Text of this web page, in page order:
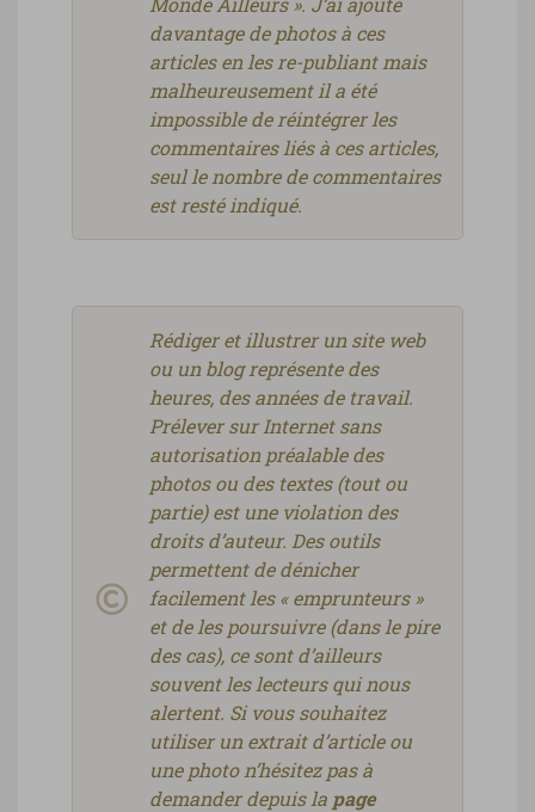
davantage de photos à ces
articles en les re-publiant mais
malheureusement il a été
impossible de réintégrer les
commentaires liés à ces articles,
seul le nombre de commentaires
est resté indiqué.
Rédiger et illustrer un site web
ou un blog représente des
heures, des années de travail.
Prélever sur Internet sans
autorisation préalable des
photos ou des textes (tout ou
partie) est une violation des
droits d’auteur. Des outils
permettent de dénicher
facilement les « emprunteurs »
et de les poursuivre (dans le pire
des cas), ce sont d’ailleurs
souvent les lecteurs qui nous
alertent. Si vous souhaitez
utiliser un extrait d’article ou
une photo n’hésitez pas à
demander depuis la page